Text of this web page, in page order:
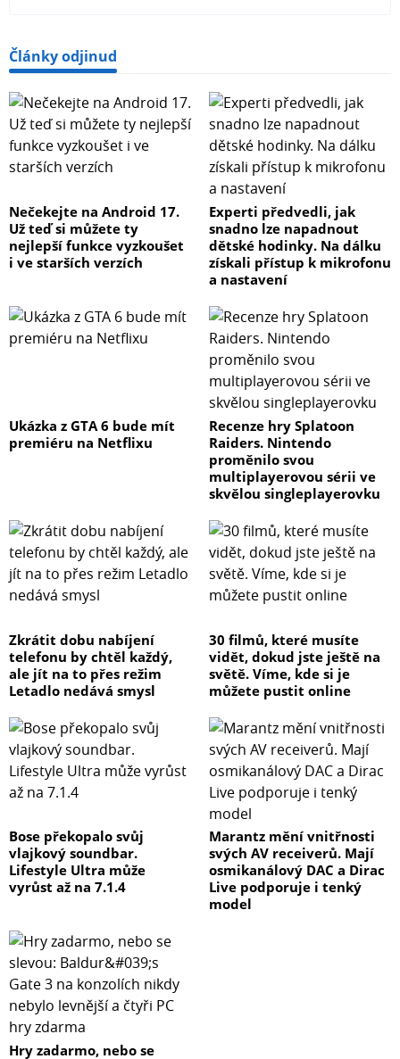
Články odjinud
Nečekejte na Android 17.
Už teď si můžete ty
nejlepší funkce vyzkoušet
i ve starších verzích
Experti předvedli, jak
snadno lze napadnout
dětské hodinky. Na dálku
získali přístup k mikrofonu
a nastavení
Ukázka z GTA 6 bude mít
premiéru na Netflixu
Recenze hry Splatoon
Raiders. Nintendo
proměnilo svou
multiplayerovou sérii ve
skvělou singleplayerovku
Zkrátit dobu nabíjení
telefonu by chtěl každý,
ale jít na to přes režim
Letadlo nedává smysl
30 filmů, které musíte
vidět, dokud jste ještě na
světě. Víme, kde si je
můžete pustit online
Bose překopalo svůj
vlajkový soundbar.
Lifestyle Ultra může
vyrůst až na 7.1.4
Marantz mění vnitřnosti
svých AV receiverů. Mají
osmikanálový DAC a Dirac
Live podporuje i tenký
model
Hry zadarmo, nebo se